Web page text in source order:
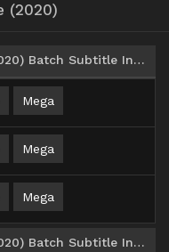
(2020)
Download Digimon Adventure (2020) Batch Subtitle Indonesia Episode 01-25
Mega
Mega
Mega
Download Digimon Adventure (2020) Batch Subtitle Indonesia Episode 26-50